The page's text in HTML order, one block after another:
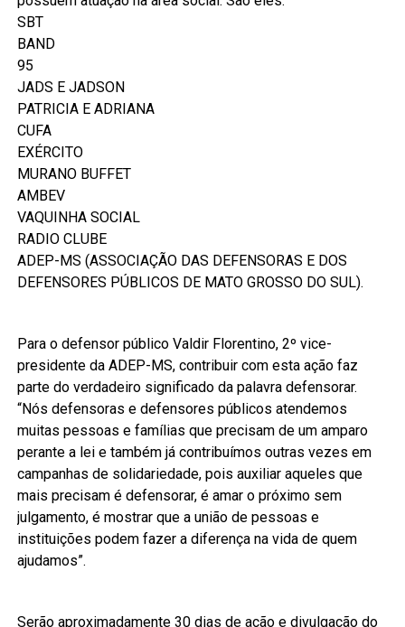
SBT
BAND
95
JADS E JADSON
PATRICIA E ADRIANA
CUFA
EXÉRCITO
MURANO BUFFET
AMBEV
VAQUINHA SOCIAL
RADIO CLUBE
ADEP-MS (ASSOCIAÇÃO DAS DEFENSORAS E DOS
DEFENSORES PÚBLICOS DE MATO GROSSO DO SUL).
Para o defensor público Valdir Florentino, 2º vice-
presidente da ADEP-MS, contribuir com esta ação faz
parte do verdadeiro significado da palavra defensorar.
“Nós defensoras e defensores públicos atendemos
muitas pessoas e famílias que precisam de um amparo
perante a lei e também já contribuímos outras vezes em
campanhas de solidariedade, pois auxiliar aqueles que
mais precisam é defensorar, é amar o próximo sem
julgamento, é mostrar que a união de pessoas e
instituições podem fazer a diferença na vida de quem
ajudamos”.
Serão aproximadamente 30 dias de ação e divulgação do